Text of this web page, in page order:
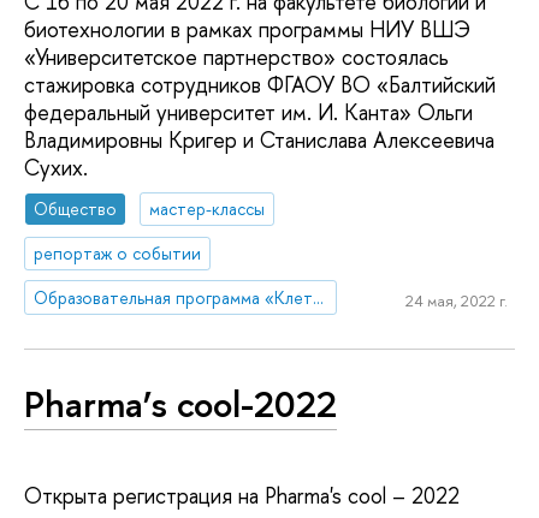
биотехнологии в рамках программы НИУ ВШЭ
«Университетское партнерство» состоялась
стажировка сотрудников ФГАОУ ВО «Балтийский
федеральный университет им. И. Канта» Ольги
Владимировны Кригер и Станислава Алексеевича
Сухих.
Общество
мастер-классы
репортаж о событии
Образовательная программа «Клеточная и молекулярная биотехнология»
24 мая, 2022 г.
Pharma’s cool-2022
Открыта регистрация на Pharma's cool – 2022